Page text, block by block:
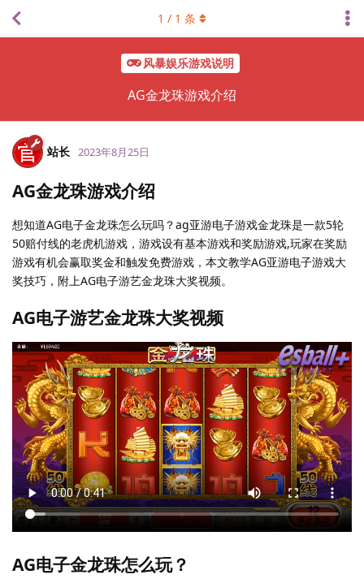
风暴娱乐游戏说明
AG金龙珠游戏介绍
1 / 1 条
站长 2023年8月25日
AG金龙珠游戏介绍
想知道AG电子金龙珠怎么玩吗？ag亚游电子游戏金龙珠是一款5轮
50赔付线的老虎机游戏，游戏设有基本游戏和奖励游戏,玩家在奖励
游戏有机会赢取奖金和触发免费游戏，本文教学AG亚游电子游戏大
奖技巧，附上AG电子游艺金龙珠大奖视频。
AG电子游艺金龙珠大奖视频
AG电子金龙珠怎么玩？